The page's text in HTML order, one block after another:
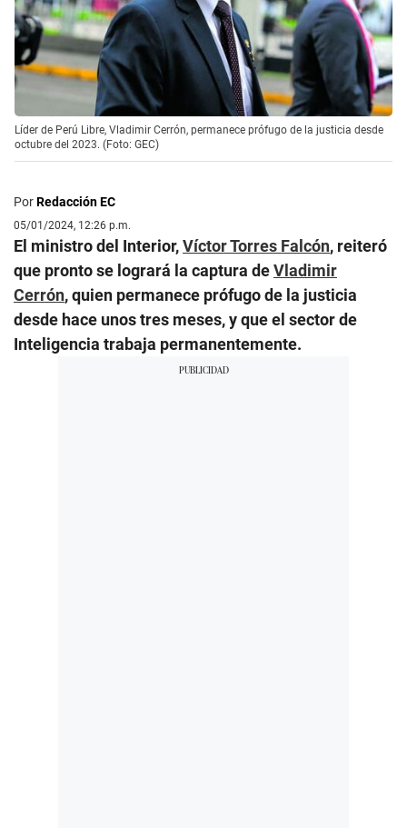
Líder de Perú Libre, Vladimir Cerrón, permanece prófugo de la justicia desde
octubre del 2023. (Foto: GEC)
PorRedacción EC
05/01/2024, 12:26 p.m.
El ministro del Interior,Víctor Torres Falcón, reiteró
que pronto se logrará la captura deVladimir
Cerrón, quien permanece prófugo de la justicia
desde hace unos tres meses, y que el sector de
Inteligencia trabaja permanentemente.